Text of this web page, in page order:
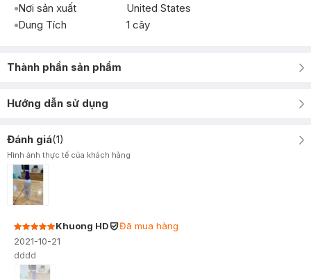
Nơi sản xuất
United States
Dung Tích
1 cây
Thành phần sản phẩm
Hướng dẫn sử dụng
Đánh giá(1)
Hình ảnh thực tế của khách hàng
Khuong HD
Đã mua hàng
2021-10-21
dddd